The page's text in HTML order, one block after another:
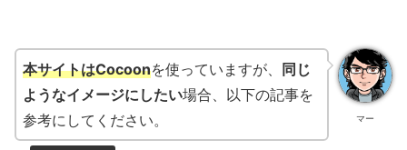
マー
本サイトはCocoonを使っていますが、 同じ
ようなイメージにしたい場合、以下の記事を
参考にしてください。